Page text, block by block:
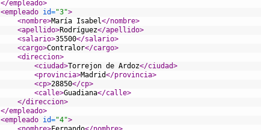
</empleado>
<empleado id="3">
<nombre>María Isabel</nombre>
<apellido>Rodríguez</apellido>
<salario>35500</salario>
<cargo>Contralor</cargo>
<direccion>
<ciudad>Torrejon de Ardoz</ciudad>
<provincia>Madrid</provincia>
<cp>28850</cp>
<calle>Guadiana</calle>
</direccion>
</empleado>
<empleado id="4">